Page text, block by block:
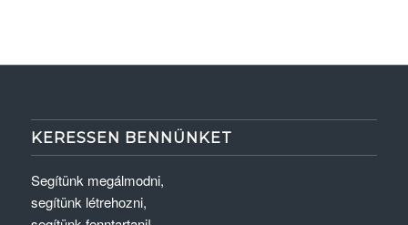
KERESSEN BENNÜNKET
Segítünk megálmodni,
segítünk létrehozni,